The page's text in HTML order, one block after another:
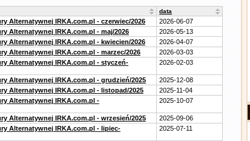
data
Alternatywnej IRKA.com.pl - czerwiec/2026
2026-06-07
Alternatywnej IRKA.com.pl - maj/2026
2026-05-13
Alternatywnej IRKA.com.pl - kwiecien/2026
2026-04-07
Alternatywnej IRKA.com.pl - marzec/2026
2026-03-03
Alternatywnej IRKA.com.pl - styczeń-
2026-02-03
Alternatywnej IRKA.com.pl - grudzień/2025
2025-12-08
Alternatywnej IRKA.com.pl - listopad/2025
2025-11-04
Alternatywnej IRKA.com.pl -
2025-10-07
Alternatywnej IRKA.com.pl - wrzesień/2025
2025-09-06
Alternatywnej IRKA.com.pl - lipiec-
2025-07-11